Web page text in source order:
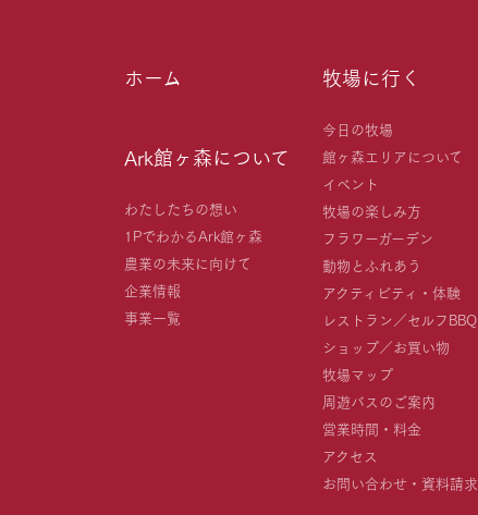
ホーム
Ark館ヶ森について
わたしたちの想い
1PでわかるArk館ヶ森
農業の未来に向けて
企業情報
事業一覧
牧場に行く
今日の牧場
館ヶ森エリアについて
イベント
牧場の楽しみ方
フラワーガーデン
動物とふれあう
アクティビティ・体験
レストラン／セルフBBQ
ショップ／お買い物
牧場マップ
周遊バスのご案内
営業時間・料金
アクセス
お問い合わせ・資料請求